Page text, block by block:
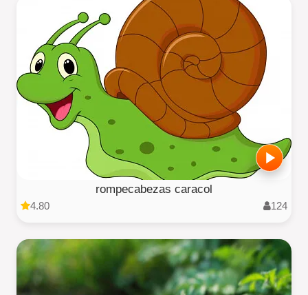
rompecabezas caracol
4.80 124